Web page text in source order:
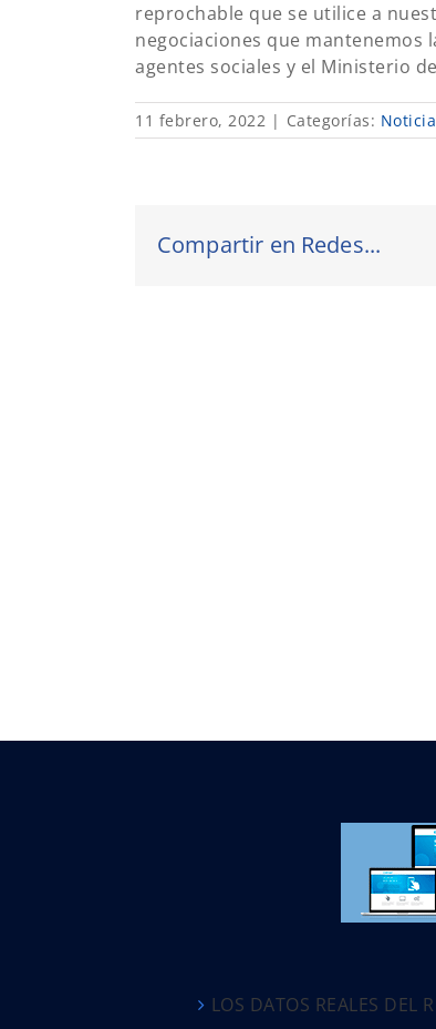
reprochable que se utilice a
negociaciones que
agentes sociales y el Ministerio
11 febrero, 2022 | Categorías: Noticia
Compartir en Redes...
LOS DATOS REALES DEL